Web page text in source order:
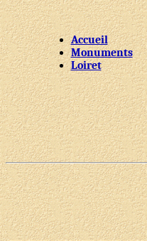
Accueil
Monuments
Loiret